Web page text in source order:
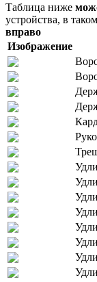
Таблица ниже
устройства, в
вправо
Изображение